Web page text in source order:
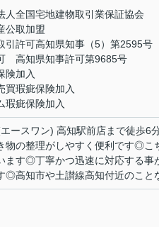
人全国宅地建物取引業保証協会
公取加盟
引許可高知県知事（5）第2595号
高知県知事許可第9685号
険加入
買瑕疵保険加入
瑕疵保険加入
ースワン) 高知駅前店まで徒歩6
物の整理がしやすく便利です◎
ます◎丁寧かつ迅速に対応する事
◎高知市や土讃線高知付近のこと